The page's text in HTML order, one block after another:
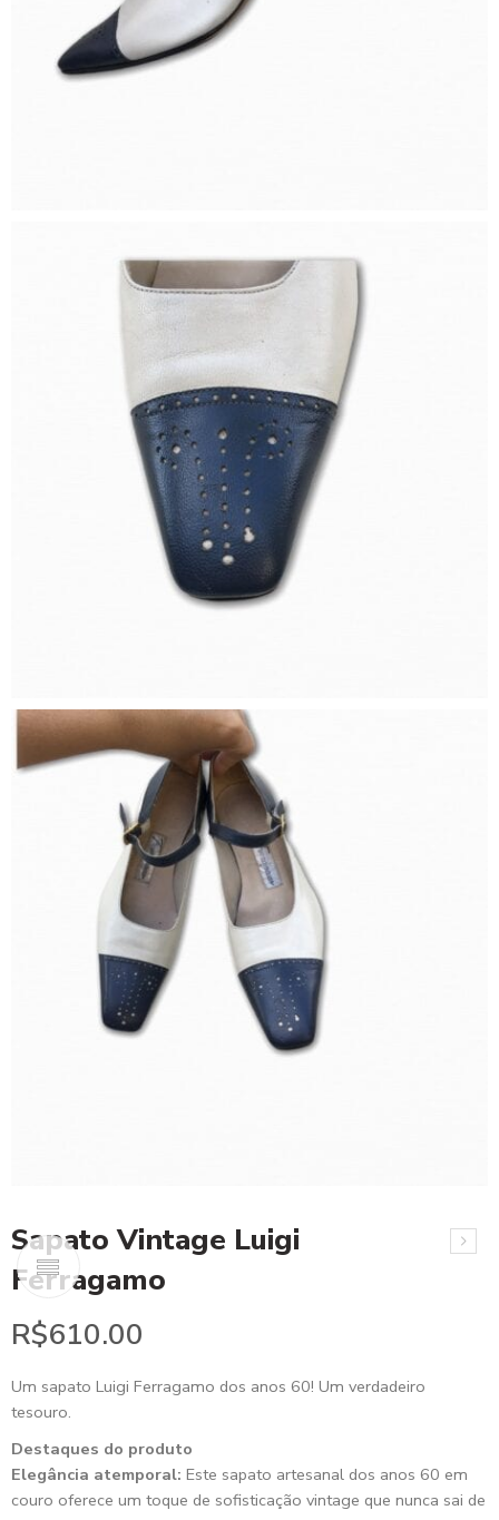
Sapato Vintage Luigi
Ferragamo
R$610.00
Um sapato Luigi Ferragamo dos anos 60! Um verdadeiro
tesouro.
Destaques do produto
Elegância atemporal: Este sapato artesanal dos anos 60 em
couro oferece um toque de sofisticação vintage que nunca sai de